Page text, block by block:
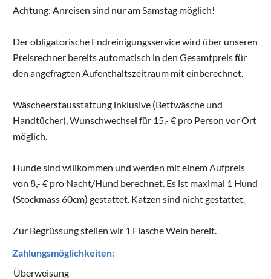
Achtung: Anreisen sind nur am Samstag möglich!
Der obligatorische Endreinigungsservice wird über unseren
Preisrechner bereits automatisch in den Gesamtpreis für
den angefragten Aufenthaltszeitraum mit einberechnet.
Wäscheerstausstattung inklusive (Bettwäsche und
Handtücher), Wunschwechsel für 15,- € pro Person vor Ort
möglich.
Hunde sind willkommen und werden mit einem Aufpreis
von 8,- € pro Nacht/Hund berechnet. Es ist maximal 1 Hund
(Stockmass 60cm) gestattet. Katzen sind nicht gestattet.
Zur Begrüssung stellen wir 1 Flasche Wein bereit.
Zahlungsmöglichkeiten:
Überweisung